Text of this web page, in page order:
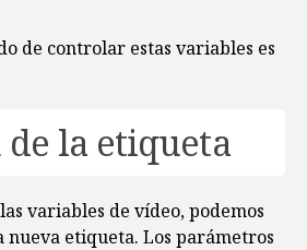
de controlar estas variables es
de la etiqueta
variables de vídeo, podemos
nueva etiqueta. Los parámetros